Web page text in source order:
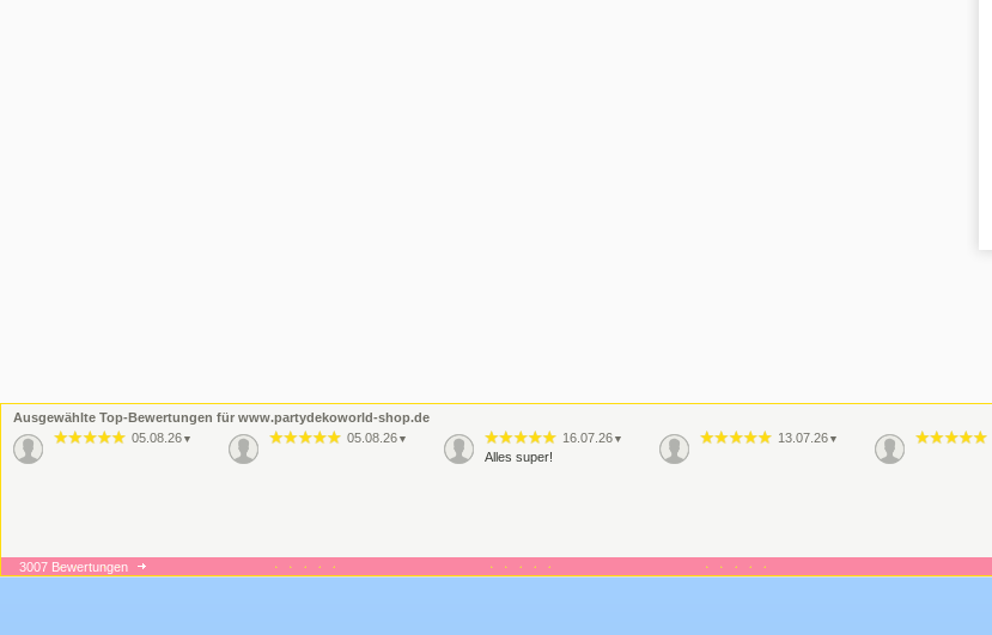
Ausgewählte Top-Bewertungen für www.partydekoworld-shop.de
05.08.26 ▼ 05.08.26 ▼ 16.07.26 ▼
Alles super!
13.07.26 ▼
09.06.26▼ 08.06.26▼ 29.05.26▼ 26.05.26▼
3007 Bewertungen